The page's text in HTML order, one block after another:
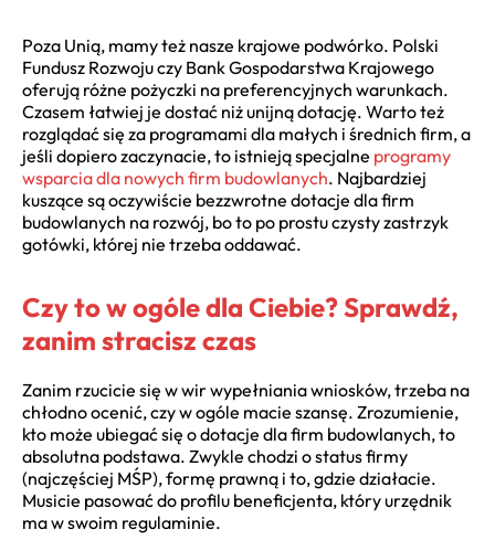
Poza Unią, mamy też nasze krajowe podwórko. Polski
Fundusz Rozwoju czy Bank Gospodarstwa Krajowego
oferują różne pożyczki na preferencyjnych warunkach.
Czasem łatwiej je dostać niż unijną dotację. Warto też
rozglądać się za programami dla małych i średnich firm, a
jeśli dopiero zaczynacie, to istnieją specjalne programy
wsparcia dla nowych firm budowlanych. Najbardziej
kuszące są oczywiście bezzwrotne dotacje dla firm
budowlanych na rozwój, bo to po prostu czysty zastrzyk
gotówki, której nie trzeba oddawać.
Czy to w ogóle dla Ciebie? Sprawdź,
zanim stracisz czas
Zanim rzucicie się w wir wypełniania wniosków, trzeba na
chłodno ocenić, czy w ogóle macie szansę. Zrozumienie,
kto może ubiegać się o dotacje dla firm budowlanych, to
absolutna podstawa. Zwykle chodzi o status firmy
(najczęściej MŚP), formę prawną i to, gdzie działacie.
Musicie pasować do profilu beneficjenta, który urzędnik
ma w swoim regulaminie.